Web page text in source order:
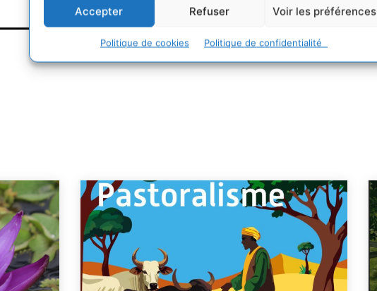
Accepter Refuser Voir les préférences
Politique de cookies Politique de confidentialité